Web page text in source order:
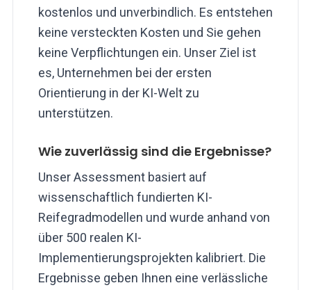
kostenlos und unverbindlich. Es entstehen
keine versteckten Kosten und Sie gehen
keine Verpflichtungen ein. Unser Ziel ist
es, Unternehmen bei der ersten
Orientierung in der KI-Welt zu
unterstützen.
Wie zuverlässig sind die Ergebnisse?
Unser Assessment basiert auf
wissenschaftlich fundierten KI-
Reifegradmodellen und wurde anhand von
über 500 realen KI-
Implementierungsprojekten kalibriert. Die
Ergebnisse geben Ihnen eine verlässliche